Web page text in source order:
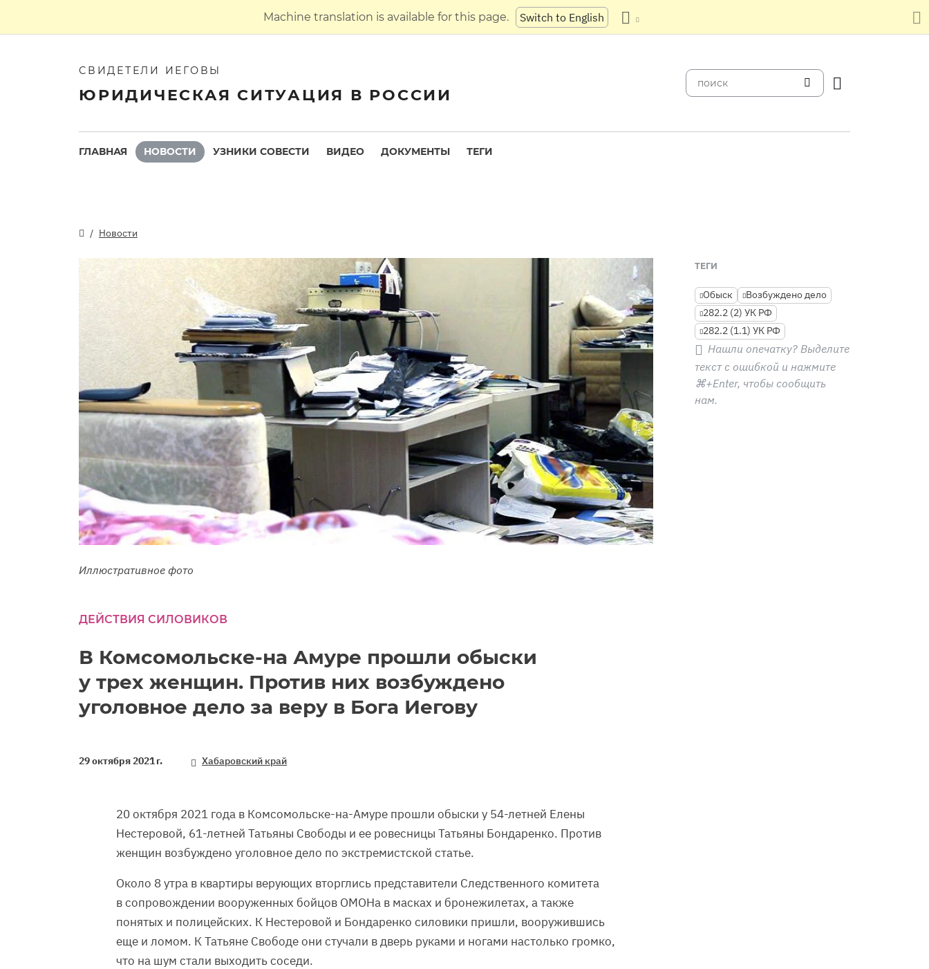
Machine translation is available for this page. Switch to English
СВИДЕТЕЛИ ИЕГОВЫ
ЮРИДИЧЕСКАЯ СИТУАЦИЯ В РОССИИ
ГЛАВНАЯ НОВОСТИ УЗНИКИ СОВЕСТИ ВИДЕО ДОКУМЕНТЫ ТЕГИ
Новости
Иллюстративное фото
ДЕЙСТВИЯ СИЛОВИКОВ
В Комсомольске-на Амуре прошли обыски
у трех женщин. Против них возбуждено
уголовное дело за веру в Бога Иегову
29 октября 2021 г. Хабаровский край
20 октября 2021 года в Комсомольске-на-Амуре прошли обыски у 54-летней Елены
Нестеровой, 61-летней Татьяны Свободы и ее ровесницы Татьяны Бондаренко. Против
женщин возбуждено уголовное дело по экстремистской статье.
Около 8 утра в квартиры верующих вторглись представители Следственного комитета
в сопровождении вооруженных бойцов ОМОНа в масках и бронежилетах, а также
понятых и полицейских. К Нестеровой и Бондаренко силовики пришли, вооружившись
еще и ломом. К Татьяне Свободе они стучали в дверь руками и ногами настолько громко,
что на шум стали выходить соседи.
ТЕГИ
Обыск
Возбуждено дело
282.2 (2) УК РФ
282.2 (1.1) УК РФ
Нашли опечатку? Выделите
текст с ошибкой и нажмите
⌘+Enter, чтобы сообщить
нам.